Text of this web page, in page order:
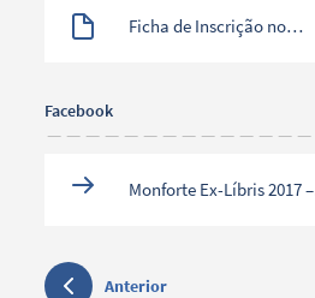
Ficha de Inscrição no
Facebook
Monforte Ex-Líbris 2017 –
Anterior